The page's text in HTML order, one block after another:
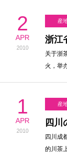
2
APR
2010
産
浙江
关于浙
火，举
1
APR
2010
産
四川
四川成
的川茶